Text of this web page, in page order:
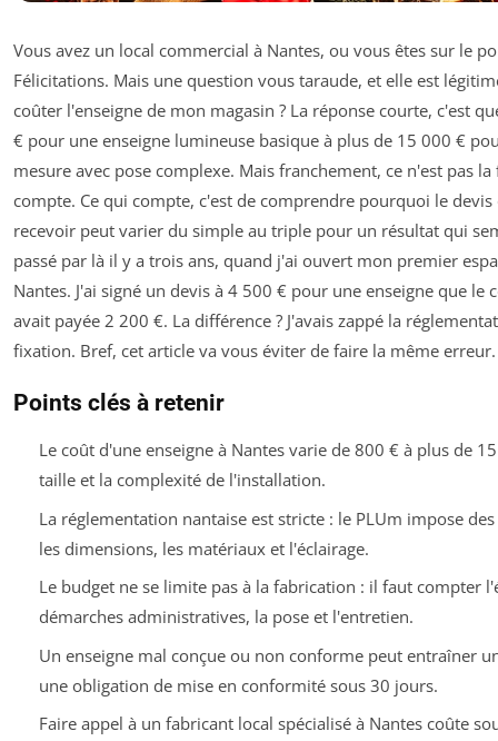
Vous avez un local commercial à Nantes, ou vous êtes sur le
Félicitations. Mais une question vous taraude, et elle est
coûter l'enseigne de mon magasin ? La réponse courte, c'est
€ pour une enseigne lumineuse basique à plus de 15 000 €
mesure avec pose complexe. Mais franchement, ce n'est pas
compte. Ce qui compte, c'est de comprendre pourquoi le devis
recevoir peut varier du simple au triple pour un résultat qui
passé par là il y a trois ans, quand j'ai ouvert mon premier
Nantes. J'ai signé un devis à 4 500 € pour une enseigne que le
avait payée 2 200 €. La différence ? J'avais zappé la
fixation. Bref, cet article va vous éviter de faire la même erreur.
Points clés à retenir
Le coût d'une enseigne à Nantes varie de 800 € à plus de
taille et la complexité de l'installation.
La réglementation nantaise est stricte : le PLUm impose
les dimensions, les matériaux et l'éclairage.
Le budget ne se limite pas à la fabrication : il faut compter
démarches administratives, la pose et l'entretien.
Un enseigne mal conçue ou non conforme peut entraîner
une obligation de mise en conformité sous 30 jours.
Faire appel à un fabricant local spécialisé à Nantes coûte